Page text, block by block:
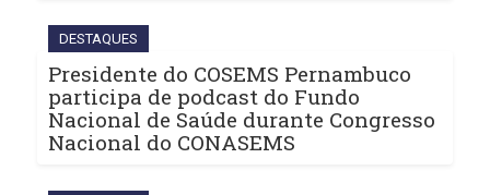
DESTAQUES
Presidente do COSEMS Pernambuco
participa de podcast do Fundo
Nacional de Saúde durante Congresso
Nacional do CONASEMS